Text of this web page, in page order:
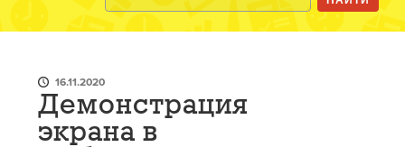
16.11.2020
Демонстрация
экрана в